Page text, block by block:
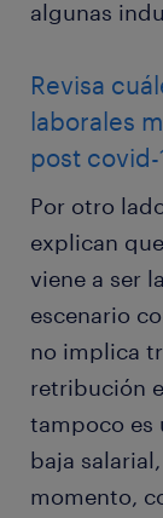
algunas
Revisa
laborales
post covid-
Por otro
explican
viene a ser
escenario
no implica
retribución
tampoco es
baja
momento,